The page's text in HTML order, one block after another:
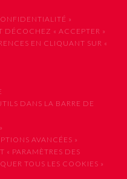
»
« ACCEPTER »
EN CLIQUANT SUR «
DANS LA BARRE DE
AVANCÉES »
PARAMÈTRES DES
TOUS LES COOKIES »